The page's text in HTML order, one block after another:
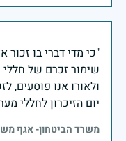
שימור זכרם של חללי
יום הזיכרון לחללי
משרד הביטחון- אגף